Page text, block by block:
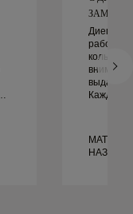
Диего
Каждая
НАЗАД